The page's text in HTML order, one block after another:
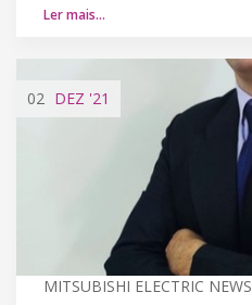
Ler mais…
02 DEZ '21
MITSUBISHI ELECTRIC NEWS